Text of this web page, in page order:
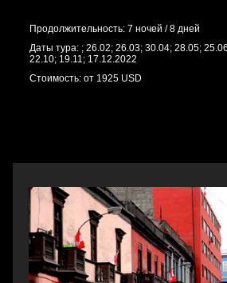
Продолжительность: 7 ночей / 8 дней
Даты тура: ; 26.02; 26.03; 30.04; 28.05;
22.10; 19.11; 17.12.2022
Стоимость: от 1925 USD